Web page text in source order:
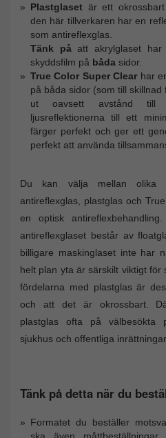
Plastglaset är ett
den här tillverkaren har en
som antireflexglas.
Tänk påatt akrylglaset har
skyddsfilm på båda sidor.
True Color Super Clear har
på båda sidor (som till
ut oavsett avstånd till
ljusreflektionerna till ett
färger perfekt och ger ett
perfekt att använda
Du kan välja mellan olika
antireflexglas, plastglas och
en optisk
antireflexglaset består av
billigare maskinglaset inte har
helt plan yta är särskilt viktigt
fördelarna med plastglas är
och att det är okrossbart.
plastglas ofta på välbesökta
sjukhus och offentliga
Tänk på detta när du
Formatet du beställer
ska även